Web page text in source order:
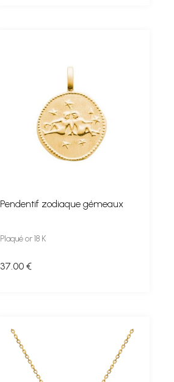
Pendentif zodiaque gémeaux
Plaqué or 18 K
37 .00 €